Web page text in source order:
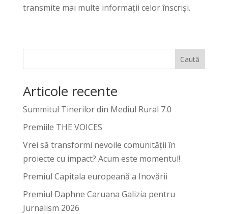
transmite mai multe informații celor înscriși.
Caută
Articole recente
Summitul Tinerilor din Mediul Rural 7.0
Premiile THE VOICES
Vrei să transformi nevoile comunității în
proiecte cu impact? Acum este momentul!
Premiul Capitala europeană a Inovării
Premiul Daphne Caruana Galizia pentru
Jurnalism 2026